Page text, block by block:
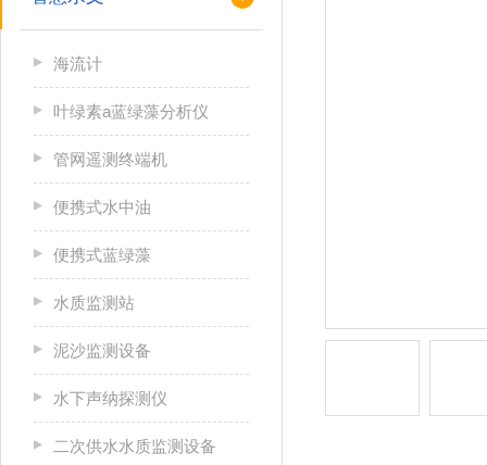
海流计
叶绿素a蓝绿藻分析仪
管网遥测终端机
便携式水中油
便携式蓝绿藻
水质监测站
泥沙监测设备
水下声纳探测仪
二次供水水质监测设备